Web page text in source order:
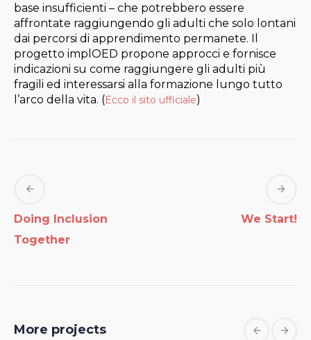
base insufficienti – che potrebbero essere
affrontate raggiungendo gli adulti che solo lontani
dai percorsi di apprendimento permanete. Il
progetto implOED propone approcci e fornisce
indicazioni su come raggiungere gli adulti più
fragili ed interessarsi alla formazione lungo tutto
l’arco della vita. (Ecco il sito ufficiale)
Doing Inclusion
Together
We Start!
More projects